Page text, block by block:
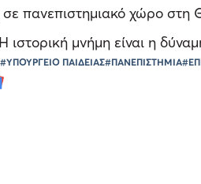
πανεπιστημιακό χώρο στη
μνήμη είναι η
#ΥΠΟΥΡΓΕΙΟ ΠΑΙΔΕΙΑΣ#ΠΑΝΕΠΙΣΤΗΜΙΑ